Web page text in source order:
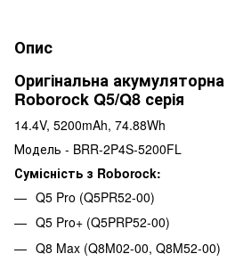
Опис
Оригінальна
Roborock Q5/Q8 серія
14.4V, 5200mAh, 74.88Wh
Модель - BRR-2P4S-5200FL
Сумісність з Roborock:
Q5 Pro (Q5PR52-00)
Q5 Pro+ (Q5PRP52-00)
Q8 Max (Q8M02-00, Q8M52-00)